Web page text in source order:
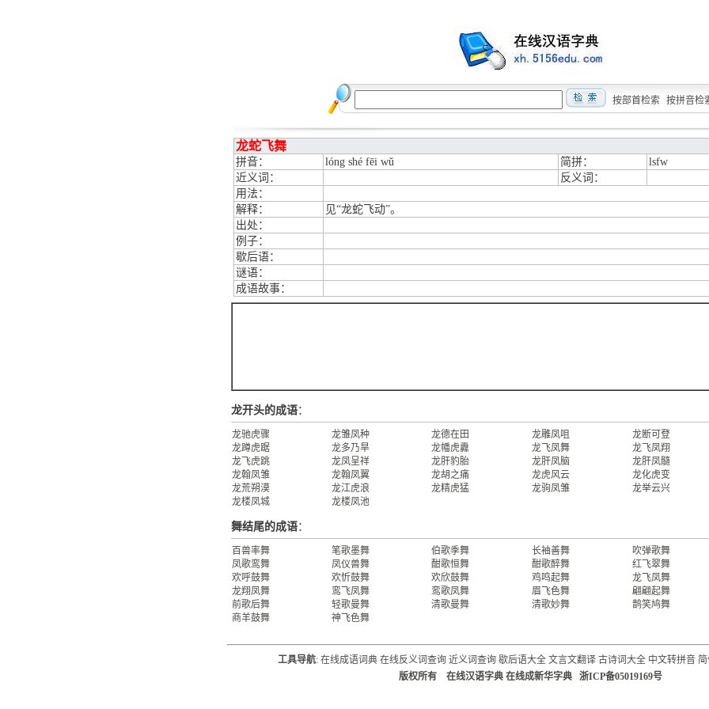
按部首检索 按拼音检
龙蛇飞舞
拼音： lóng shé fēi wǔ 简拼：
lsfw
近义词：
反义词：
用法：
解释：
见“龙蛇飞动”。
出处：
例子：
歇后语：
谜语：
成语故事：
龙开头的成语：
龙驰虎骤 龙雏凤种 龙德在田 龙雕凤咀
龙断可登
龙蹲虎踞
龙多乃旱 龙幡虎纛 龙飞凤舞
龙飞凤翔
龙飞虎跳
龙凤呈祥 龙肝豹胎 龙肝凤脑
龙肝凤髓
龙翰凤雏
龙翰凤翼 龙胡之痛 龙虎风云
龙化虎变
龙荒朔漠
龙江虎浪 龙精虎猛 龙驹凤雏
龙举云兴
龙楼凤城
龙楼凤池
舞结尾的成语：
百兽率舞 笔歌墨舞 伯歌季舞 长袖善舞
吹弹歌舞
凤歌鸾舞
凤仪兽舞 酣歌恒舞 酣歌醉舞
红飞翠舞
欢呼鼓舞
欢忻鼓舞 欢欣鼓舞 鸡鸣起舞
龙飞凤舞
龙翔凤舞
鸾飞凤舞 鸾歌凤舞 眉飞色舞
翩翩起舞
前歌后舞
轻歌曼舞 清歌曼舞 清歌妙舞
鹊笑鸠舞
商羊鼓舞
神飞色舞
工具导航: 在线成语词典 在线反义词查询 近义词查询 歇后语大全 文言文翻译 古诗词大全 中文转拼音
版权所有 在线汉语字典 在线成新华字典 浙ICP备05019169号